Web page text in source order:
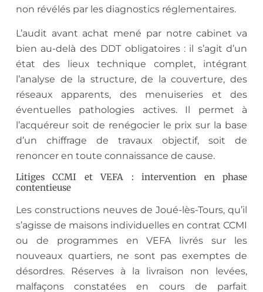
non révélés par les diagnostics réglementaires.
L’audit avant achat mené par notre cabinet va
bien au-delà des DDT obligatoires : il s’agit d’un
état des lieux technique complet, intégrant
l’analyse de la structure, de la couverture, des
réseaux apparents, des menuiseries et des
éventuelles pathologies actives. Il permet à
l’acquéreur soit de renégocier le prix sur la base
d’un chiffrage de travaux objectif, soit de
renoncer en toute connaissance de cause.
Litiges CCMI et VEFA : intervention en phase
contentieuse
Les constructions neuves de Joué-lès-Tours, qu’il
s’agisse de maisons individuelles en contrat CCMI
ou de programmes en VEFA livrés sur les
nouveaux quartiers, ne sont pas exemptes de
désordres. Réserves à la livraison non levées,
malfaçons constatées en cours de parfait